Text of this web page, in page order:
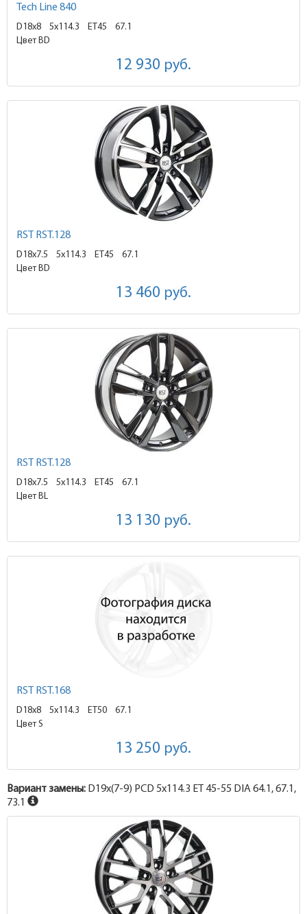
Tech Line 840
D18x8 5x114.3 ET45
67.1
Цвет BD
12 930 руб.
RST RST.128
D18x7.5 5x114.3 ET45
67.1
Цвет BD
13 460 руб.
RST RST.128
D18x7.5 5x114.3 ET45
67.1
Цвет BL
13 130 руб.
RST RST.168
D18x8 5x114.3 ET50
67.1
Цвет S
13 250 руб.
Вариант замены: D19x(7-9) PCD 5x114.3 ET 45-55 DIA 64.1, 67.1,
73.1